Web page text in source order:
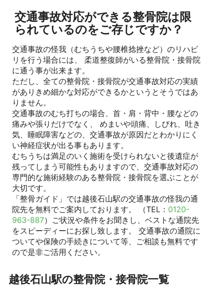
交通事故対応ができる整骨院は限
られているのをご存じですか？
交通事故の怪我（むちうちや腰椎捻挫など）のリハビ
リを行う場合には、 柔道整復師がいる整骨院・接骨院
に通う事が出来ます。
ただし、全ての整骨院・接骨院が交通事故対応の実績
がありきめ細かな対応ができるかというとそうではあ
りません。
交通事故のむち打ちの場合、首・肩・背中・腰などの
痛みや張りだけでなく、 めまいや頭痛、しびれ、吐き
気、睡眠障害などの、交通事故が原因だとわかりにく
い神経症状が出る事もあります。
むちうちは満足のいく施術を受けられないと後遺症が
残ってしまう可能性もありますので、交通事故対応の
専門的な施術経験のある整骨院・接骨院を選ぶことが
大切です。
「整骨ガイド」では越後石山駅の交通事故の怪我の通
院先を無料でご案内しております。 （TEL： 0120-
963-887）ご状況や条件をお聞きし、ベストな通院先
をスピーディーにお探し致します。 交通事故の通院に
ついてや保険の手続きについて等、ご相談も無料です
ので是非ご活用ください。
越後石山駅の整骨院・接骨院一覧